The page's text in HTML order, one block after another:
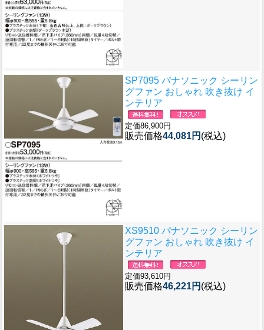
SP7095 パナソニック シーリン
グファン おしゃれ 吹き抜け イ
ンテリア
定価86,900円
販売価格44,081円 (税込)
XS9510 パナソニック シーリン
グファン おしゃれ 吹き抜け イ
ンテリア
定価93,610円
販売価格46,221円 (税込)